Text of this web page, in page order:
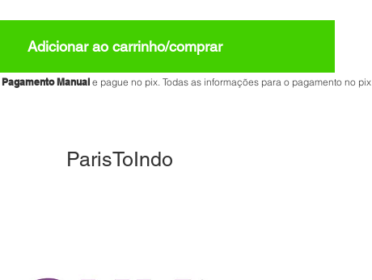
Adicionar ao carrinho/comprar
Pagamento Manuale pague no pix. Todas as informações para o pagamento no
ParisToIndo